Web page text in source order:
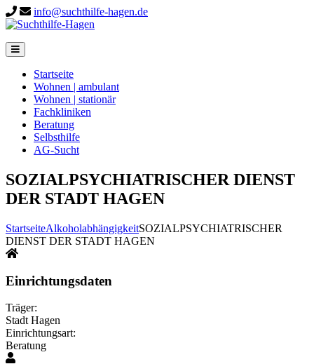
info@suchthilfe-hagen.de
Startseite
Wohnen | ambulant
Wohnen | stationär
Fachkliniken
Beratung
Selbsthilfe
AG-Sucht
SOZIALPSYCHIATRISCHER DIENST
DER STADT HAGEN
StartseiteAlkoholabhängigkeitSOZIALPSYCHIATRISCHER
DIENST DER STADT HAGEN
Einrichtungsdaten
Träger:
Stadt Hagen
Einrichtungsart:
Beratung